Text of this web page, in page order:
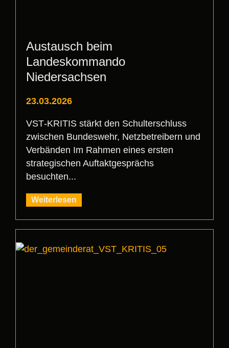
Austausch beim
Landeskommando
Niedersachsen
23.03.2026
VST‑KRITIS stärkt den Schulterschluss
zwischen Bundeswehr, Netzbetreibern und
Verbänden Im Rahmen eines ersten
strategischen Auftaktgesprächs
besuchten...
Weiterlesen